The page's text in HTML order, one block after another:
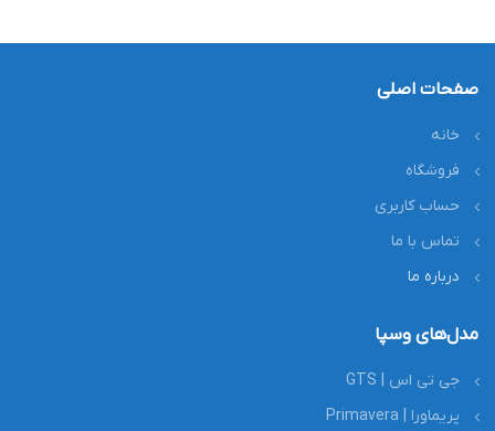
صفحات اصلی
خانه
فروشگاه
حساب کاربری
تماس با ما
درباره ما
مدل‌های وسپا
جی تی اس | GTS
پریماورا | Primavera